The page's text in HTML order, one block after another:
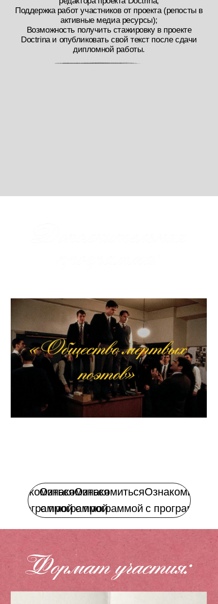
Лекция «Писать нельзя молчать»
Психологическая лекция о том, как не бояться
показывать свое творчество, истинные эмоции
через текст, как защитить себя от непрошенных
мнений и советов. Как начинающему писателю не
дать индустрии «сломать» себя.